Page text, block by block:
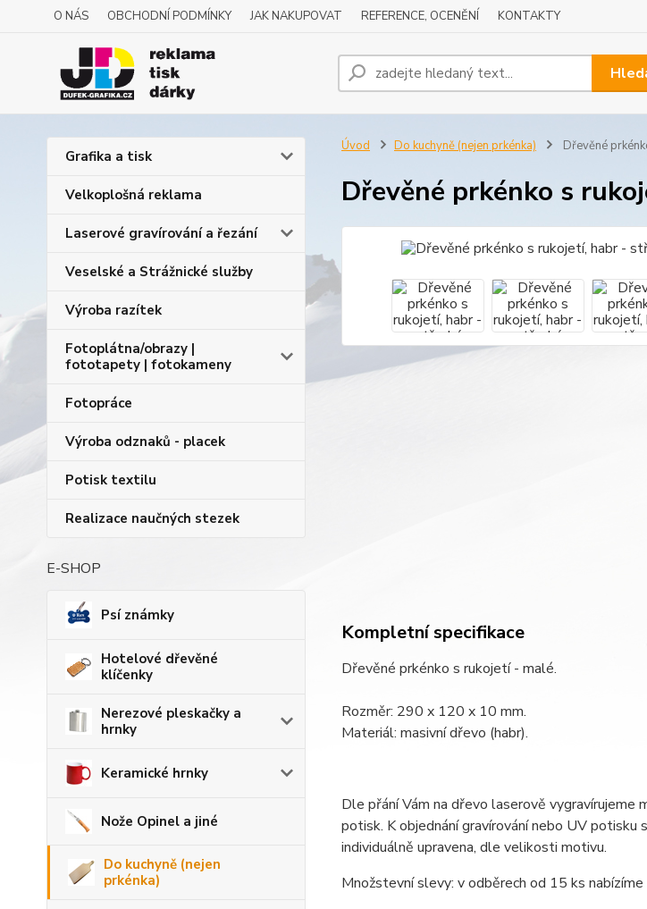
O NÁS OBCHODNÍ PODMÍNKY JAK NAKUPOVAT REFERENCE, OCENĚNÍ KONTAKTY
Grafika a tisk
Velkoplošná reklama
Laserové gravírování a řezání
Veselské a Strážnické služby
Výroba razítek
Fotoplátna/obrazy |
fototapety | fotokameny
Fotopráce
Výroba odznaků - placek
Potisk textilu
Realizace naučných stezek
E-SHOP
Psí známky
Hotelové dřevěné
klíčenky
Nerezové pleskačky a
hrnky
Keramické hrnky
Nože Opinel a jiné
Do kuchyně (nejen
prkénka)
Úvod Do kuchyně (nejen prkénka) Dřevěné
Dřevěné prkénko s
Kompletní specifikace
Dřevěné prkénko s rukojetí - malé.
Rozměr: 290 x 120 x 10 mm.
Materiál: masivní dřevo (habr).
Dle přání Vám na dřevo laserově
potisk. K objednání gravírování nebo UV potisku
individuálně upravena, dle velikosti motivu.
Množstevní slevy: v odběrech od 15 ks